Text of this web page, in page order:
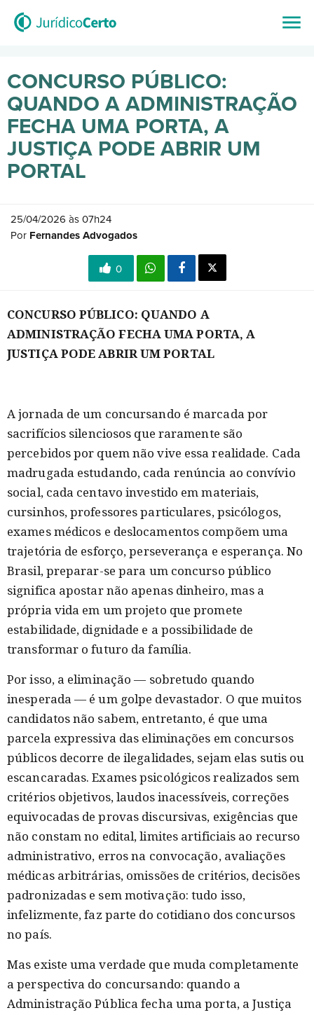
CONCURSO PÚBLICO:
QUANDO A ADMINISTRAÇÃO
FECHA UMA PORTA, A
JUSTIÇA PODE ABRIR UM
PORTAL
25/04/2026 às 07h24
Por Fernandes Advogados
0
CONCURSO PÚBLICO: QUANDO A
ADMINISTRAÇÃO FECHA UMA PORTA, A
JUSTIÇA PODE ABRIR UM PORTAL
A jornada de um concursando é marcada por
sacrifícios silenciosos que raramente são
percebidos por quem não vive essa realidade. Cada
madrugada estudando, cada renúncia ao convívio
social, cada centavo investido em materiais,
cursinhos, professores particulares, psicólogos,
exames médicos e deslocamentos compõem uma
trajetória de esforço, perseverança e esperança. No
Brasil, preparar-se para um concurso público
significa apostar não apenas dinheiro, mas a
própria vida em um projeto que promete
estabilidade, dignidade e a possibilidade de
transformar o futuro da família.
Por isso, a eliminação — sobretudo quando
inesperada — é um golpe devastador. O que muitos
candidatos não sabem, entretanto, é que uma
parcela expressiva das eliminações em concursos
públicos decorre de ilegalidades, sejam elas sutis ou
escancaradas. Exames psicológicos realizados sem
critérios objetivos, laudos inacessíveis, correções
equivocadas de provas discursivas, exigências que
não constam no edital, limites artificiais ao recurso
administrativo, erros na convocação, avaliações
médicas arbitrárias, omissões de critérios, decisões
padronizadas e sem motivação: tudo isso,
infelizmente, faz parte do cotidiano dos concursos
no país.
Mas existe uma verdade que muda completamente
a perspectiva do concursando: quando a
Administração Pública fecha uma porta, a Justiça